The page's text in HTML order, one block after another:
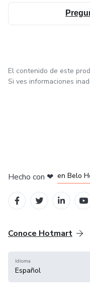
El contenido de este
Si ves informaciones
Hecho con ❤ en Belo
Conoce Hotmart
Idioma
Español